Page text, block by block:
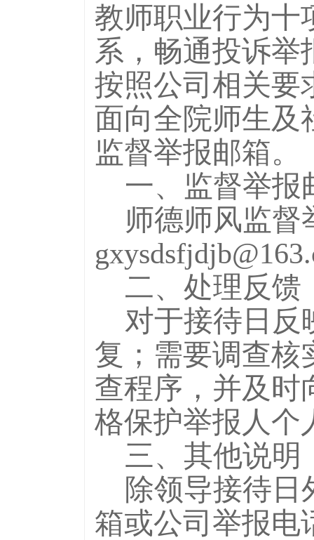
教师职业行为十
系，畅通投诉举
按照公司相关要
面向全院师生及
监督举报邮箱。
一、监督举报
师德师风监督
二、处理反馈
对于接待日反
复；需要调查核
查程序，并及时
格保护举报人个
三、其他说明
除领导接待
箱或公司举报电